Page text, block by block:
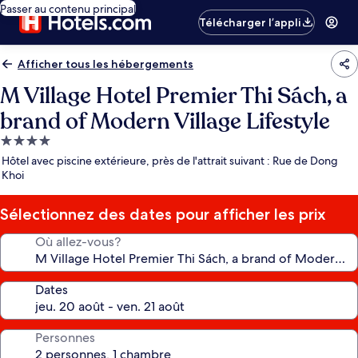
Passer au contenu principal
Télécharger l’appli
Afficher tous les hébergements
M Village Hotel Premier Thi Sách, a
brand of Modern Village Lifestyle
Hébergement
4.0 étoiles
Hôtel avec piscine extérieure, près de l'attrait suivant : Rue de Dong
Khoi
Sélectionnez des dates pour afficher les prix
Où allez-vous?
Dates
Personnes